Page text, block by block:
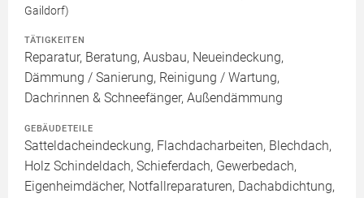
Gaildorf)
TÄTIGKEITEN
Reparatur, Beratung, Ausbau, Neueindeckung,
Dämmung / Sanierung, Reinigung / Wartung,
Dachrinnen & Schneefänger, Außendämmung
GEBÄUDETEILE
Satteldacheindeckung, Flachdacharbeiten, Blechdach,
Holz Schindeldach, Schieferdach, Gewerbedach,
Eigenheimdächer, Notfallreparaturen, Dachabdichtung,